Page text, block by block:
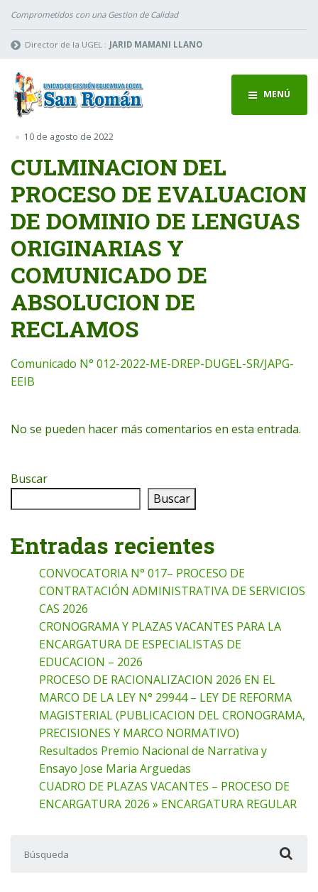
Comprometidos con una Gestion de Calidad
Director de la UGEL : JARID MAMANI LLANO
MENÚ
10 de agosto de 2022
CULMINACION DEL
PROCESO DE EVALUACION
DE DOMINIO DE LENGUAS
ORIGINARIAS Y
COMUNICADO DE
ABSOLUCION DE
RECLAMOS
Comunicado N° 012-2022-ME-DREP-DUGEL-SR/JAPG-
EEIB
No se pueden hacer más comentarios en esta entrada.
Buscar
Buscar
Entradas recientes
CONVOCATORIA N° 017– PROCESO DE
CONTRATACIÓN ADMINISTRATIVA DE SERVICIOS
CAS 2026
CRONOGRAMA Y PLAZAS VACANTES PARA LA
ENCARGATURA DE ESPECIALISTAS DE
EDUCACION – 2026
PROCESO DE RACIONALIZACION 2026 EN EL
MARCO DE LA LEY N° 29944 – LEY DE REFORMA
MAGISTERIAL (PUBLICACION DEL CRONOGRAMA,
PRECISIONES Y MARCO NORMATIVO)
Resultados Premio Nacional de Narrativa y
Ensayo Jose Maria Arguedas
CUADRO DE PLAZAS VACANTES – PROCESO DE
ENCARGATURA 2026 » ENCARGATURA REGULAR